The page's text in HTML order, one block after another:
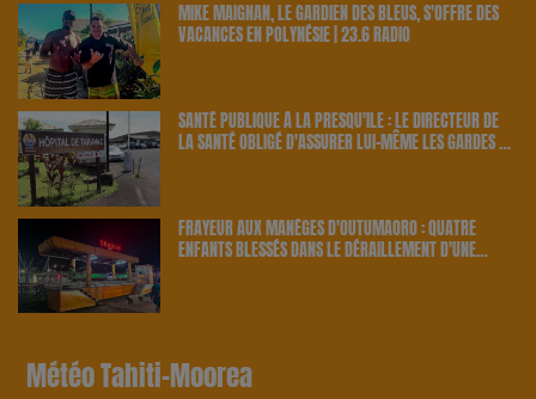
MIKE MAIGNAN, LE GARDIEN DES BLEUS, S'OFFRE DES
VACANCES EN POLYNÉSIE | 23.6 RADIO
SANTÉ PUBLIQUE À LA PRESQU'ÎLE : LE DIRECTEUR DE
LA SANTÉ OBLIGÉ D'ASSURER LUI-MÊME LES GARDES À
FRAYEUR AUX MANÈGES D'OUTUMAORO : QUATRE
ENFANTS BLESSÉS DANS LE DÉRAILLEMENT D'UNE
Météo Tahiti-Moorea